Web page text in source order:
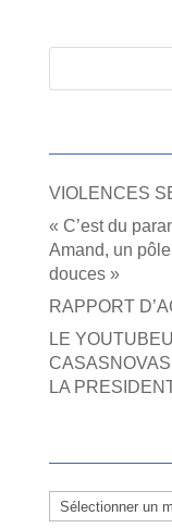
VIOLENCES
« C’est du
Amand, un
douces »
RAPPORT
LE
LA
Archives